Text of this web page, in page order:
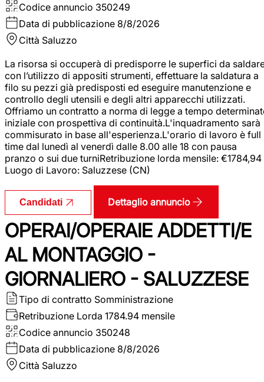
Codice annuncio 350249
Data di pubblicazione 8/8/2026
Città Saluzzo
La risorsa si occuperà di predisporre le superfici da
con l’utilizzo di appositi strumenti, effettuare la saldatura a
filo su pezzi già predisposti ed eseguire manutenzione e
controllo degli utensili e degli altri apparecchi utilizzati.
Offriamo un contratto a norma di legge a tempo
iniziale con prospettiva di continuità.L'inquadramento sarà
commisurato in base all'esperienza.L'orario di lavoro è full
time dal lunedì al venerdì dalle 8.00 alle 18 con pausa
pranzo o sui due turniRetribuzione lorda mensile: €1784,94
Luogo di Lavoro: Saluzzese (CN)
Candidati Dettaglio annuncio
OPERAI/OPERAIE ADDETTI/E
AL MONTAGGIO -
GIORNALIERO - SALUZZESE
Tipo di contratto Somministrazione
Retribuzione Lorda 1784.94 mensile
Codice annuncio 350248
Data di pubblicazione 8/8/2026
Città Saluzzo